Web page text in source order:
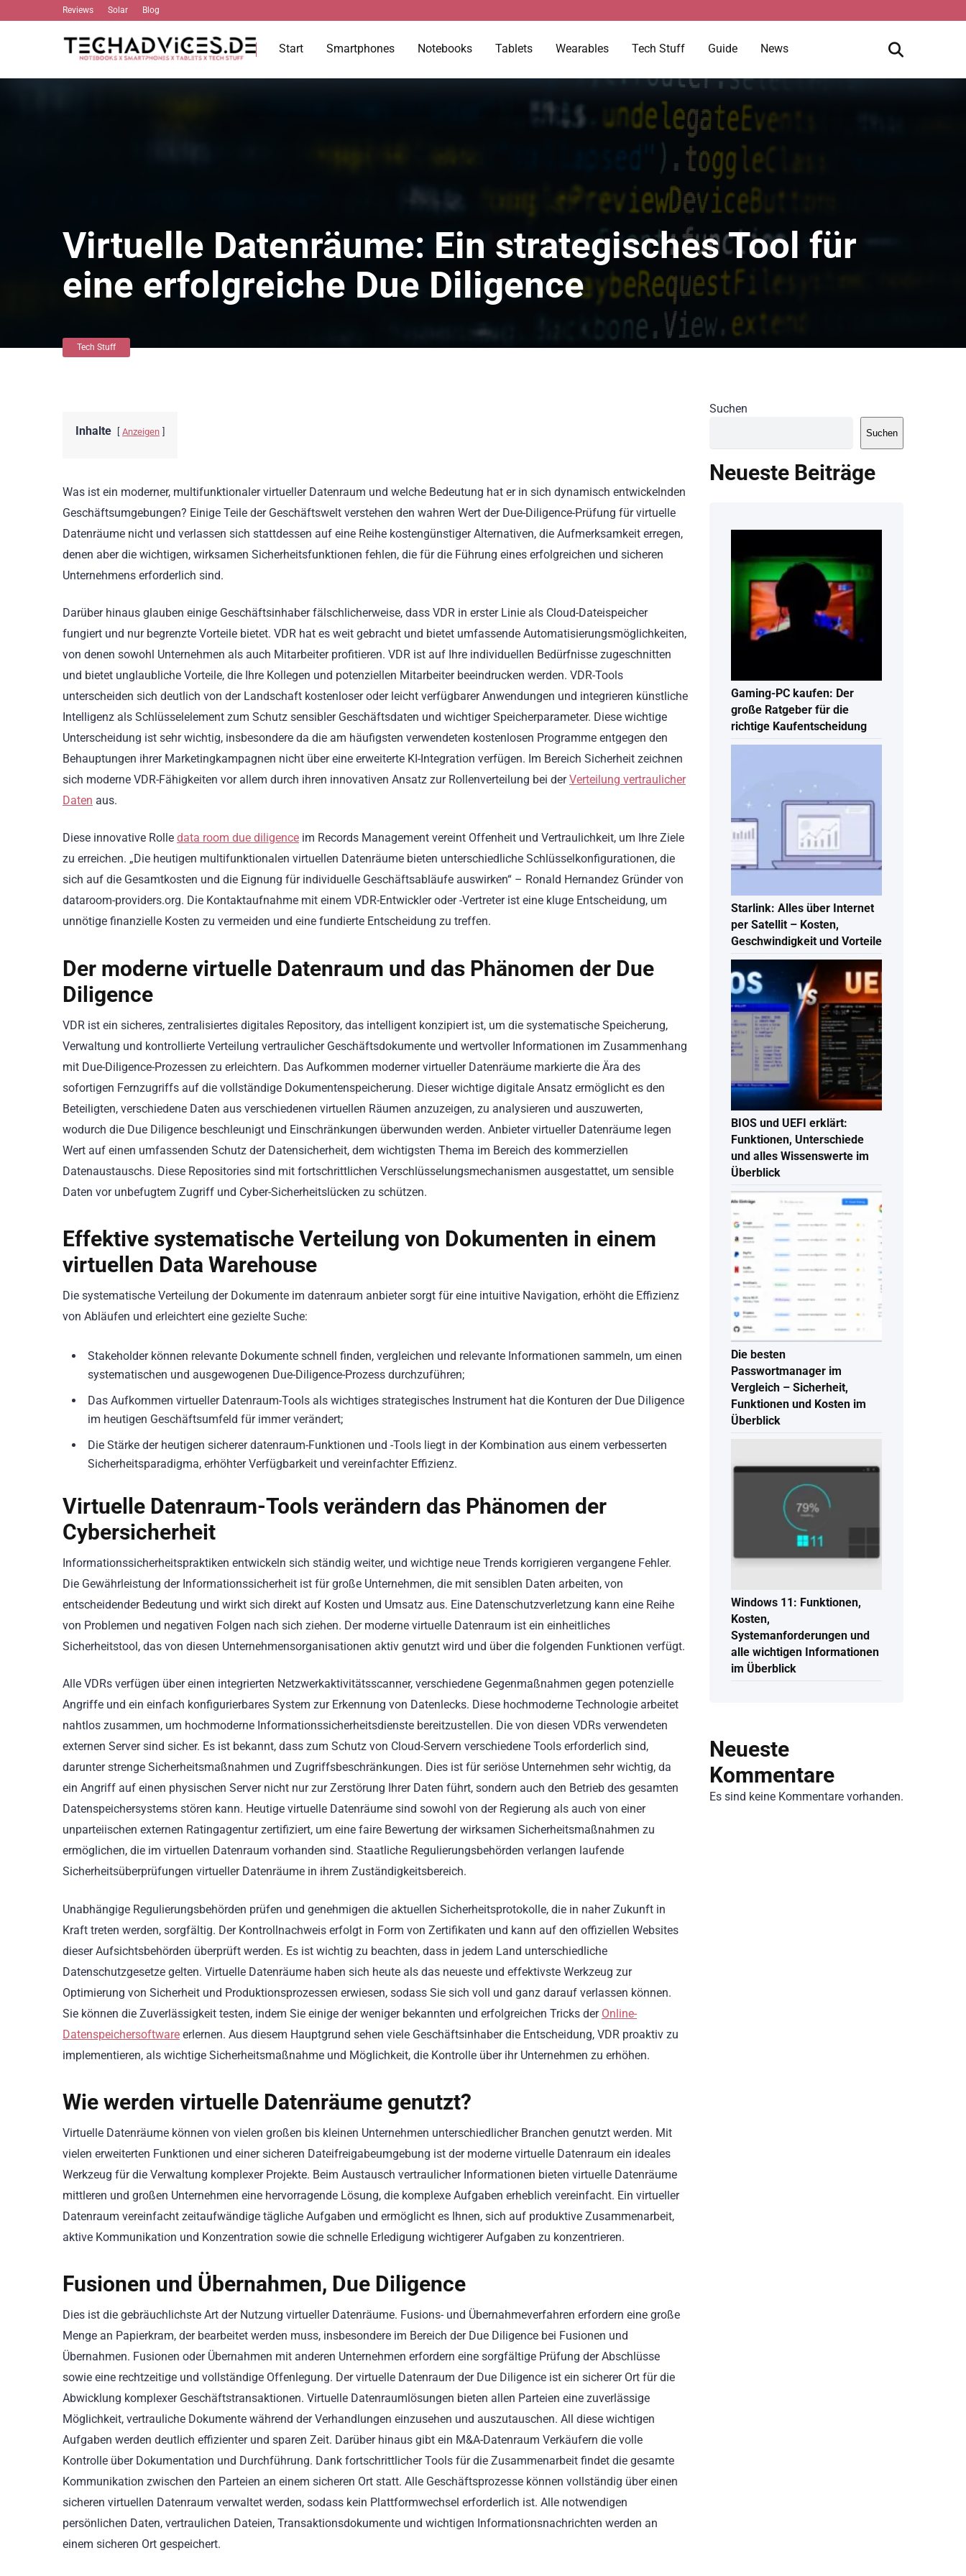
Reviews Solar Blog
Start Smartphones Notebooks Tablets Wearables Tech Stuff Guide News
Virtuelle Datenräume: Ein strategisches Tool für
eine erfolgreiche Due Diligence
Tech Stuff
Inhalte Anzeigen
Was ist ein moderner, multifunktionaler virtueller Datenraum und welche Bedeutung hat er in sich dynamisch entwickelnden
Geschäftsumgebungen? Einige Teile der Geschäftswelt verstehen den wahren Wert der Due-Diligence-Prüfung für virtuelle
Datenräume nicht und verlassen sich stattdessen auf eine Reihe kostengünstiger Alternativen, die Aufmerksamkeit erregen,
denen aber die wichtigen, wirksamen Sicherheitsfunktionen fehlen, die für die Führung eines erfolgreichen und sicheren
Unternehmens erforderlich sind.
Darüber hinaus glauben einige Geschäftsinhaber fälschlicherweise, dass VDR in erster Linie als Cloud-Dateispeicher
fungiert und nur begrenzte Vorteile bietet. VDR hat es weit gebracht und bietet umfassende Automatisierungsmöglichkeiten,
von denen sowohl Unternehmen als auch Mitarbeiter profitieren. VDR ist auf Ihre individuellen Bedürfnisse zugeschnitten
und bietet unglaubliche Vorteile, die Ihre Kollegen und potenziellen Mitarbeiter beeindrucken werden. VDR-Tools
unterscheiden sich deutlich von der Landschaft kostenloser oder leicht verfügbarer Anwendungen und integrieren künstliche
Intelligenz als Schlüsselelement zum Schutz sensibler Geschäftsdaten und wichtiger Speicherparameter. Diese wichtige
Unterscheidung ist sehr wichtig, insbesondere da die am häufigsten verwendeten kostenlosen Programme entgegen den
Behauptungen ihrer Marketingkampagnen nicht über eine erweiterte KI-Integration verfügen. Im Bereich Sicherheit zeichnen
sich moderne VDR-Fähigkeiten vor allem durch ihren innovativen Ansatz zur Rollenverteilung bei derVerteilung vertraulicher
Daten aus.
Diese innovative Rolle data room due diligence im Records Management vereint Offenheit und Vertraulichkeit, um Ihre Ziele
zu erreichen. „Die heutigen multifunktionalen virtuellen Datenräume bieten unterschiedliche Schlüsselkonfigurationen, die
sich auf die Gesamtkosten und die Eignung für individuelle Geschäftsabläufe auswirken“ – Ronald Hernandez Gründer von
dataroom-providers.org. Die Kontaktaufnahme mit einem VDR-Entwickler oder -Vertreter ist eine kluge Entscheidung, um
unnötige finanzielle Kosten zu vermeiden und eine fundierte Entscheidung zu treffen.
Der moderne virtuelle Datenraum und das Phänomen der Due
Diligence
VDR ist ein sicheres, zentralisiertes digitales Repository, das intelligent konzipiert ist, um die systematische Speicherung,
Verwaltung und kontrollierte Verteilung vertraulicher Geschäftsdokumente und wertvoller Informationen im Zusammenhang
mit Due-Diligence-Prozessen zu erleichtern. Das Aufkommen moderner virtueller Datenräume markierte die Ära des
sofortigen Fernzugriffs auf die vollständige Dokumentenspeicherung. Dieser wichtige digitale Ansatz ermöglicht es den
Beteiligten, verschiedene Daten aus verschiedenen virtuellen Räumen anzuzeigen, zu analysieren und auszuwerten,
wodurch die Due Diligence beschleunigt und Einschränkungen überwunden werden. Anbieter virtueller Datenräume legen
Wert auf einen umfassenden Schutz der Datensicherheit, dem wichtigsten Thema im Bereich des kommerziellen
Datenaustauschs. Diese Repositories sind mit fortschrittlichen Verschlüsselungsmechanismen ausgestattet, um sensible
Daten vor unbefugtem Zugriff und Cyber-Sicherheitslücken zu schützen.
Effektive systematische Verteilung von Dokumenten in einem
virtuellen Data Warehouse
Die systematische Verteilung der Dokumente im datenraum anbieter sorgt für eine intuitive Navigation, erhöht die Effizienz
von Abläufen und erleichtert eine gezielte Suche:
Stakeholder können relevante Dokumente schnell finden, vergleichen und relevante Informationen sammeln, um einen
systematischen und ausgewogenen Due-Diligence-Prozess durchzuführen;
Das Aufkommen virtueller Datenraum-Tools als wichtiges strategisches Instrument hat die Konturen der Due Diligence
im heutigen Geschäftsumfeld für immer verändert;
Die Stärke der heutigen sicherer datenraum-Funktionen und -Tools liegt in der Kombination aus einem verbesserten
Sicherheitsparadigma, erhöhter Verfügbarkeit und vereinfachter Effizienz.
Virtuelle Datenraum-Tools verändern das Phänomen der
Cybersicherheit
Informationssicherheitspraktiken entwickeln sich ständig weiter, und wichtige neue Trends korrigieren vergangene Fehler.
Die Gewährleistung der Informationssicherheit ist für große Unternehmen, die mit sensiblen Daten arbeiten, von
entscheidender Bedeutung und wirkt sich direkt auf Kosten und Umsatz aus. Eine Datenschutzverletzung kann eine Reihe
von Problemen und negativen Folgen nach sich ziehen. Der moderne virtuelle Datenraum ist ein einheitliches
Sicherheitstool, das von diesen Unternehmensorganisationen aktiv genutzt wird und über die folgenden Funktionen verfügt.
Alle VDRs verfügen über einen integrierten Netzwerkaktivitätsscanner, verschiedene Gegenmaßnahmen gegen potenzielle
Angriffe und ein einfach konfigurierbares System zur Erkennung von Datenlecks. Diese hochmoderne Technologie arbeitet
nahtlos zusammen, um hochmoderne Informationssicherheitsdienste bereitzustellen. Die von diesen VDRs verwendeten
externen Server sind sicher. Es ist bekannt, dass zum Schutz von Cloud-Servern verschiedene Tools erforderlich sind,
darunter strenge Sicherheitsmaßnahmen und Zugriffsbeschränkungen. Dies ist für seriöse Unternehmen sehr wichtig, da
ein Angriff auf einen physischen Server nicht nur zur Zerstörung Ihrer Daten führt, sondern auch den Betrieb des gesamten
Datenspeichersystems stören kann. Heutige virtuelle Datenräume sind sowohl von der Regierung als auch von einer
unparteiischen externen Ratingagentur zertifiziert, um eine faire Bewertung der wirksamen Sicherheitsmaßnahmen zu
ermöglichen, die im virtuellen Datenraum vorhanden sind. Staatliche Regulierungsbehörden verlangen laufende
Sicherheitsüberprüfungen virtueller Datenräume in ihrem Zuständigkeitsbereich.
Unabhängige Regulierungsbehörden prüfen und genehmigen die aktuellen Sicherheitsprotokolle, die in naher Zukunft in
Kraft treten werden, sorgfältig. Der Kontrollnachweis erfolgt in Form von Zertifikaten und kann auf den offiziellen Websites
dieser Aufsichtsbehörden überprüft werden. Es ist wichtig zu beachten, dass in jedem Land unterschiedliche
Datenschutzgesetze gelten. Virtuelle Datenräume haben sich heute als das neueste und effektivste Werkzeug zur
Optimierung von Sicherheit und Produktionsprozessen erwiesen, sodass Sie sich voll und ganz darauf verlassen können.
Sie können die Zuverlässigkeit testen, indem Sie einige der weniger bekannten und erfolgreichen Tricks der Online-
Datenspeichersoftware erlernen. Aus diesem Hauptgrund sehen viele Geschäftsinhaber die Entscheidung, VDR proaktiv zu
implementieren, als wichtige Sicherheitsmaßnahme und Möglichkeit, die Kontrolle über ihr Unternehmen zu erhöhen.
Wie werden virtuelle Datenräume genutzt?
Virtuelle Datenräume können von vielen großen bis kleinen Unternehmen unterschiedlicher Branchen genutzt werden. Mit
vielen erweiterten Funktionen und einer sicheren Dateifreigabeumgebung ist der moderne virtuelle Datenraum ein ideales
Werkzeug für die Verwaltung komplexer Projekte. Beim Austausch vertraulicher Informationen bieten virtuelle Datenräume
mittleren und großen Unternehmen eine hervorragende Lösung, die komplexe Aufgaben erheblich vereinfacht. Ein virtueller
Datenraum vereinfacht zeitaufwändige tägliche Aufgaben und ermöglicht es Ihnen, sich auf produktive Zusammenarbeit,
aktive Kommunikation und Konzentration sowie die schnelle Erledigung wichtigerer Aufgaben zu konzentrieren.
Fusionen und Übernahmen, Due Diligence
Dies ist die gebräuchlichste Art der Nutzung virtueller Datenräume. Fusions- und Übernahmeverfahren erfordern eine große
Menge an Papierkram, der bearbeitet werden muss, insbesondere im Bereich der Due Diligence bei Fusionen und
Übernahmen. Fusionen oder Übernahmen mit anderen Unternehmen erfordern eine sorgfältige Prüfung der Abschlüsse
sowie eine rechtzeitige und vollständige Offenlegung. Der virtuelle Datenraum der Due Diligence ist ein sicherer Ort für die
Abwicklung komplexer Geschäftstransaktionen. Virtuelle Datenraumlösungen bieten allen Parteien eine zuverlässige
Möglichkeit, vertrauliche Dokumente während der Verhandlungen einzusehen und auszutauschen. All diese wichtigen
Aufgaben werden deutlich effizienter und sparen Zeit. Darüber hinaus gibt ein M&A-Datenraum Verkäufern die volle
Kontrolle über Dokumentation und Durchführung. Dank fortschrittlicher Tools für die Zusammenarbeit findet die gesamte
Kommunikation zwischen den Parteien an einem sicheren Ort statt. Alle Geschäftsprozesse können vollständig über einen
sicheren virtuellen Datenraum verwaltet werden, sodass kein Plattformwechsel erforderlich ist. Alle notwendigen
persönlichen Daten, vertraulichen Dateien, Transaktionsdokumente und wichtigen Informationsnachrichten werden an
einem sicheren Ort gespeichert.
Suchen
Suchen
Neueste Beiträge
Gaming-PC kaufen: Der
große Ratgeber für die
richtige Kaufentscheidung
Starlink: Alles über Internet
per Satellit – Kosten,
Geschwindigkeit und Vorteile
BIOS und UEFI erklärt:
Funktionen, Unterschiede
und alles Wissenswerte im
Überblick
Die besten
Passwortmanager im
Vergleich – Sicherheit,
Funktionen und Kosten im
Überblick
Windows 11: Funktionen,
Kosten,
Systemanforderungen und
alle wichtigen Informationen
im Überblick
Neueste
Kommentare
Es sind keine Kommentare vorhanden.